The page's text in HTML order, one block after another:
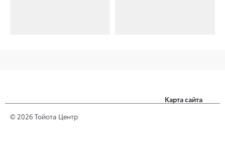
Карта сайта
Заголовок 1
© 2026 Тойота Центр